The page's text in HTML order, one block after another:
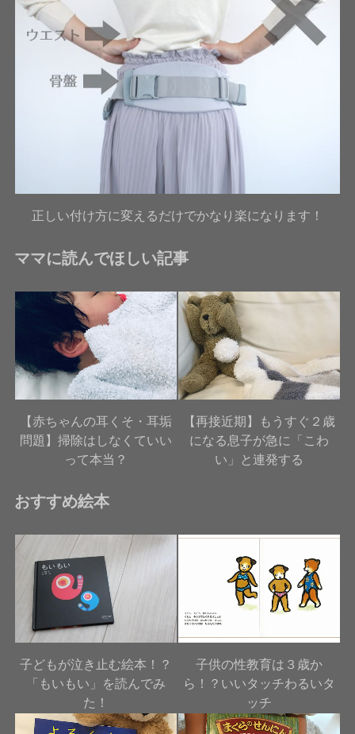
正しい付け方に変えるだけでかなり楽になります！
ママに読んでほしい記事
【赤ちゃんの耳くそ・耳垢
問題】掃除はしなくていい
って本当？
【再接近期】もうすぐ２歳
になる息子が急に「こわ
い」と連発する
おすすめ絵本
子どもが泣き止む絵本！？
「もいもい」を読んでみ
た！
子供の性教育は３歳か
ら！？いいタッチわるいタ
ッチ